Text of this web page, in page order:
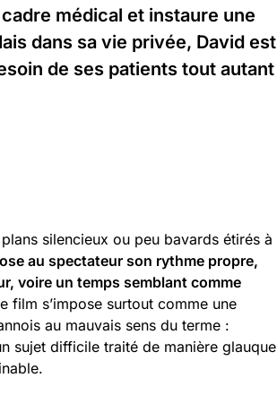
médical et instaure une
dans sa vie privée, David est
de ses patients tout autant
silencieux ou peu bavards étirés à
au spectateur son rythme propre,
voire un temps semblant comme
film s’impose surtout comme une
au mauvais sens du terme :
sujet difficile traité de manière glauque